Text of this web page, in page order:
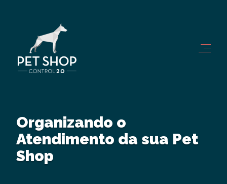
Organizando o
Atendimento da sua Pet
Shop